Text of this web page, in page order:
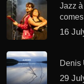
Jazz
16
Denis
29